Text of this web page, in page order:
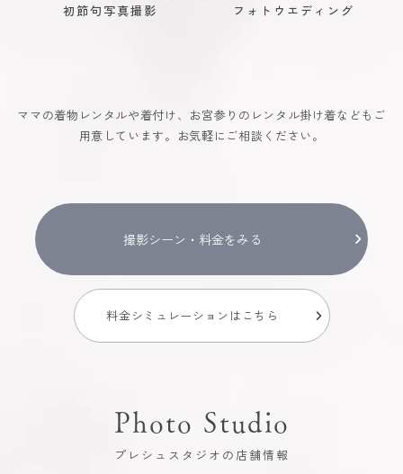
初節句写真撮影 フォトウエディング
ママの着物レンタルや着付け、お宮参りのレンタル掛け着などもご
用意しています。お気軽にご相談ください。
撮影シーン・料金をみる
料金シミュレーションはこちら
Photo Studio
プレシュスタジオの店舗情報